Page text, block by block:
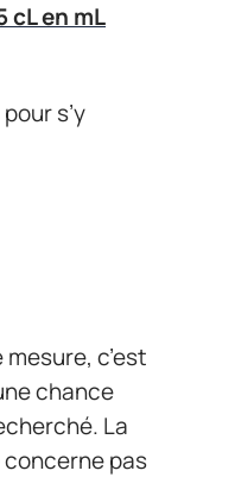
en mL
s’y
c’est
chance
La
pas